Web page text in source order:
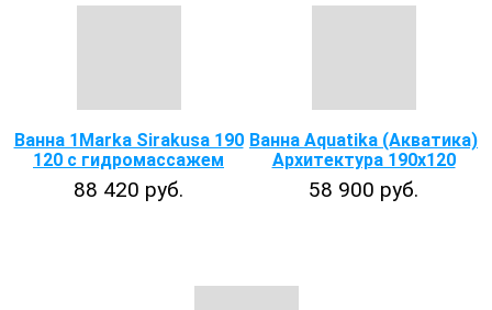
Ванна 1Marka Sirakusa 190
120 с гидромассажем
88 420 руб.
Ванна Aquatika (Акватика)
Архитектура 190х120
58 900 руб.